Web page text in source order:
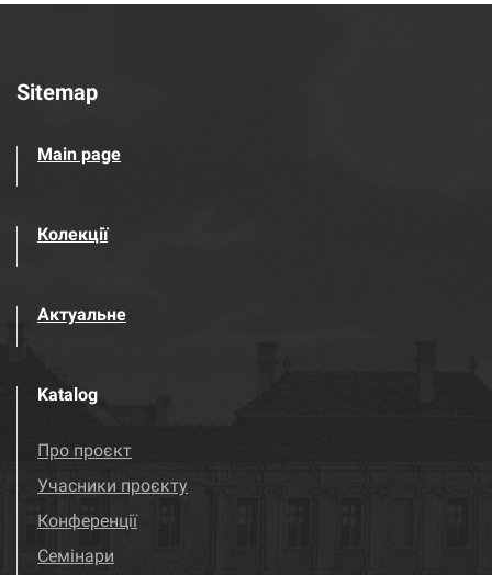
Sitemap
Main page
Колекції
Актуальне
Katalog
Про проєкт
Учасники проєкту
Конференції
Семінари